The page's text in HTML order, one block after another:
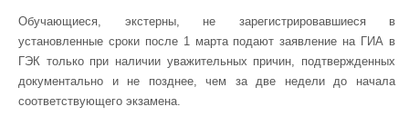
Обучающиеся, экстерны, не зарегистрировавшиеся в
установленные сроки после 1 марта подают заявление на ГИА в
ГЭК только при наличии уважительных причин, подтвержденных
документально и не позднее, чем за две недели до начала
соответствующего экзамена.